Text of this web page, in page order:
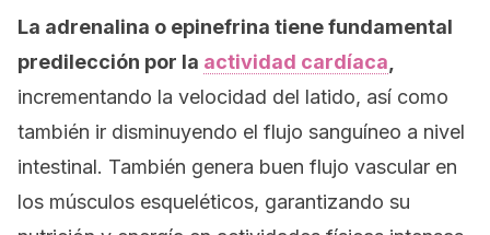
La adrenalina o epinefrina tiene fundamental
predilección por la actividad cardíaca
incrementando la velocidad del latido, así como
también ir disminuyendo el flujo sanguíneo a nivel
intestinal. También genera buen flujo vascular en
los músculos esqueléticos, garantizando su